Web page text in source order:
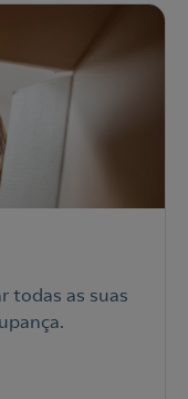
todas as suas